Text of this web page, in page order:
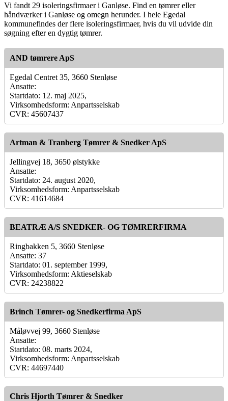
Vi fandt 29 isoleringsfirmaer i Ganløse. Find en tømrer eller
håndværker i Ganløse og omegn herunder. I hele Egedal
kommunefindes der flere isoleringsfirmaer, hvis du vil udvide din
søgning efter en dygtig tømrer.
AND tømrere ApS
Egedal Centret 35, 3660 Stenløse
Ansatte:
Startdato: 12. maj 2025,
Virksomhedsform: Anpartsselskab
CVR: 45607437
Artman & Tranberg Tømrer & Snedker ApS
Jellingvej 18, 3650 ølstykke
Ansatte:
Startdato: 24. august 2020,
Virksomhedsform: Anpartsselskab
CVR: 41614684
BEATRÆ A/S SNEDKER- OG TØMRERFIRMA
Ringbakken 5, 3660 Stenløse
Ansatte: 37
Startdato: 01. september 1999,
Virksomhedsform: Aktieselskab
CVR: 24238822
Brinch Tømrer- og Snedkerfirma ApS
Måløvvej 99, 3660 Stenløse
Ansatte:
Startdato: 08. marts 2024,
Virksomhedsform: Anpartsselskab
CVR: 44697440
Chris Hjorth Tømrer & Snedker